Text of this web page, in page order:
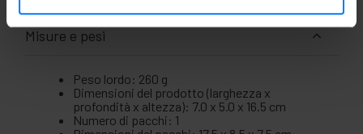
Misure e pesi
Peso lordo: 260 g
Dimensioni del prodotto (larghezza x
profondità x altezza): 7.0 x 5.0 x 16.5 cm
Numero di pacchi: 1